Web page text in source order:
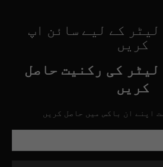
لیٹر کے لیے سائن اپ
کریں
لیٹر کی رکنیت حاصل
کریں
اپنے ان باکس میں حاصل کریں